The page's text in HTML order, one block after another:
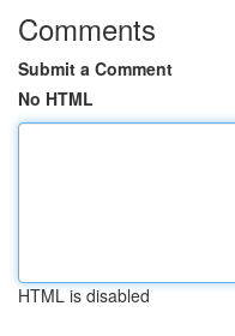
Comments
Submit a Comment
No HTML
HTML is disabled